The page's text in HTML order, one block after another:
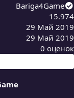
Bariga4Game
15.974
29 Май 2019
29 Май 2019
0
0
0 оценок